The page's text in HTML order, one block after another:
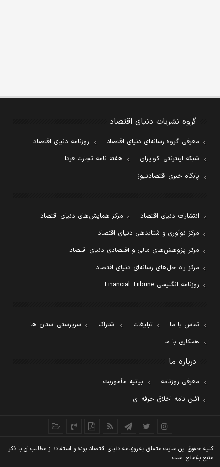
گروه نشریات دنیای اقتصاد
معرفی گروه رسانه‌ای دنیای اقتصاد
روزنامه دنیای اقتصاد
شبکه اینترنتی اکوایران
هفته نامه تجارت فردا
پایگاه خبری اقتصادنیوز
انتشارات دنیای اقتصاد
مرکز همایش‌های دنیای اقتصاد
مرکز نوآوری و شتابدهی دنیای اقتصاد
مرکز پژوهش‌های مالی و اقتصادی دنیای اقتصاد
مرکز راه حل‌های رسانه‌ای دنیای اقتصاد
روزنامه انگلیسی Financial Tribune
تماس با ما تبلیغات اشتراک
سرپرستی استان ها
همکاری با ما
درباره ما
معرفی روزنامه
بیانیه مأموریت
آئین نامه اخلاق حرفه ای
کليه حقوق اين سايت متعلق به روزنامه دنيای اقتصاد بوده و استفاده از مطالب آن با ذکر
منبع بلامانع است